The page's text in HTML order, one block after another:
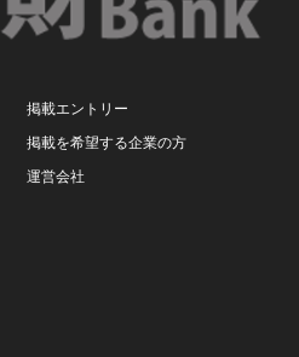
掲載エントリー
掲載を希望する企業の方
運営会社